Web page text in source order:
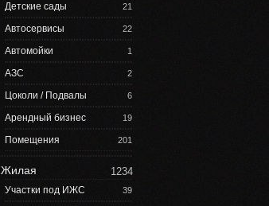
21
Детские сады
22
Автосервисы
1
Автомойки
2
АЗС
6
Цоколи / Подвалы
19
Арендный бизнес
201
Помещения
1234
Жилая
39
Участки под ИЖС